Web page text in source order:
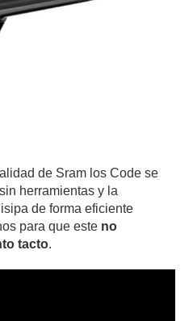
de Sram los Code se
herramientas y la
de forma eficiente
para que este no
tacto.